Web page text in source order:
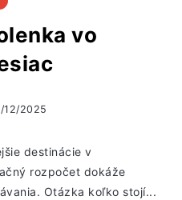
vo
12/2025
destinácie v
rozpočet dokáže
Otázka koľko stojí...